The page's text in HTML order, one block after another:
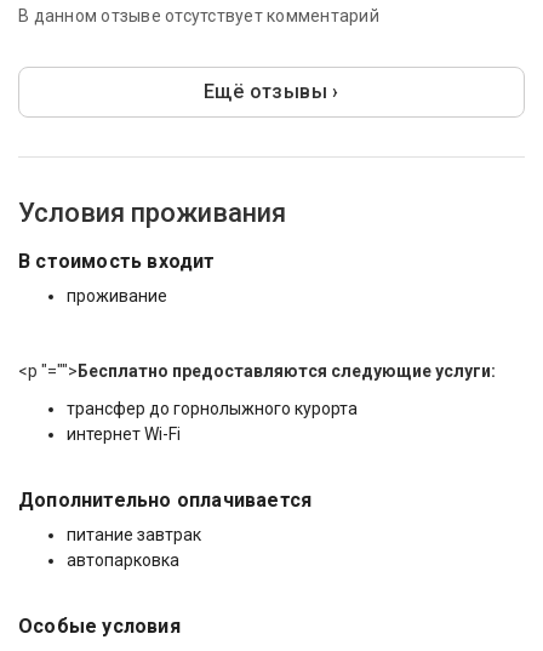
В данном отзыве отсутствует комментарий
Ещё отзывы ›
Условия проживания
В стоимость входит
проживание
<p "=""> Бесплатно предоставляются следующие услуги:
трансфер до горнолыжного курорта
интернет Wi-Fi
Дополнительно оплачивается
питание завтрак
автопарковка
Особые условия